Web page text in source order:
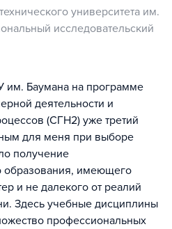
университета им.
исследовательский
им. Баумана на программе
деятельности и
(СГН2) уже третий
для меня при выборе
получение
образования, имеющего
и не далекого от реалий
Здесь учебные дисциплины
профессиональных